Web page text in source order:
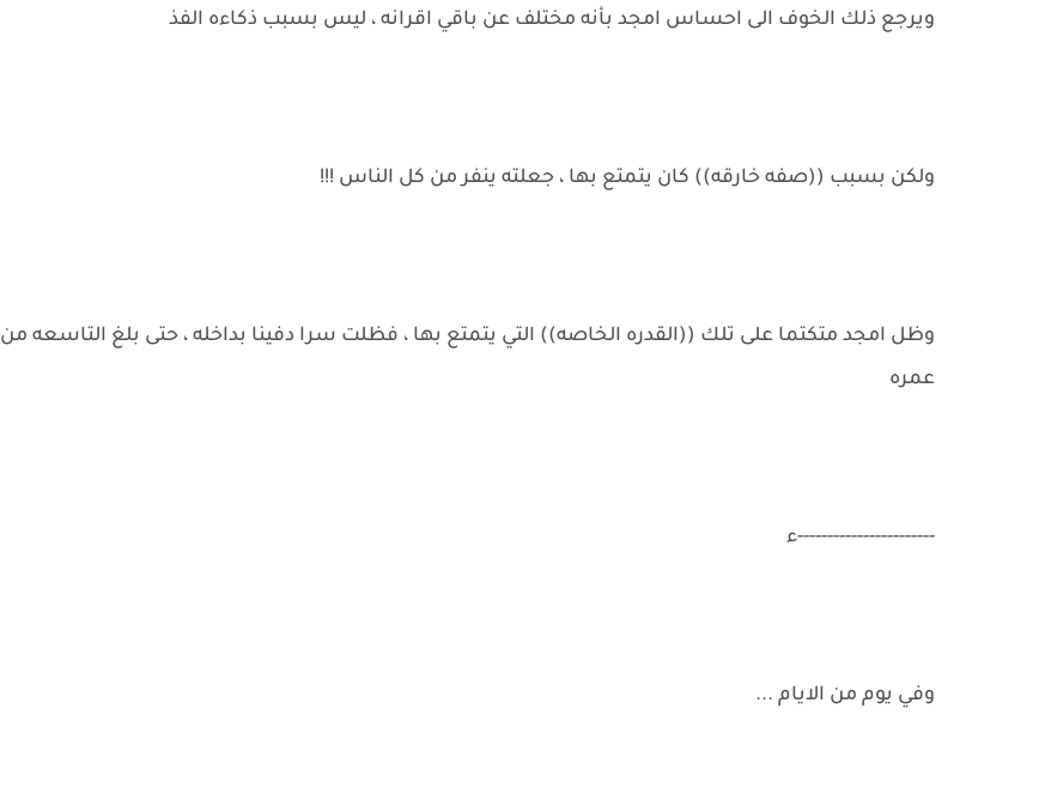
ويرجع ذلك الخوف الى احساس امجد بأنه مختلف عن باقي اقرانه ، ليس بسبب ذكاءه الفذ
ولكن بسبب ((صفه خارقه)) كان يتمتع بها ، جعلته ينفر من كل الناس !!!
وظل امجد متكتما على تلك ((القدره الخاصه)) التي يتمتع بها ، فظلت سرا دفينا بداخله ، حتى بلغ التاسعه من
عمره
-----------------------ء
وفي يوم من الايام ...